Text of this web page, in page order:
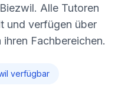
Biezwil. Alle Tutoren
und verfügen über
Fachbereichen.
verfügbar